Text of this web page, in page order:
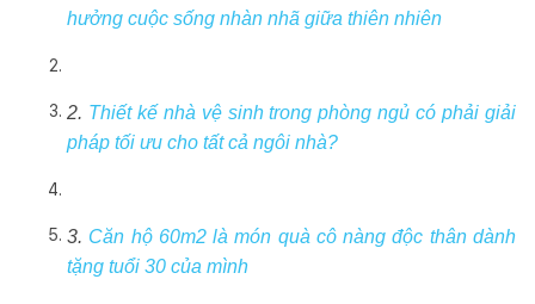
hưởng cuộc sống nhàn nhã giữa thiên nhiên
2. Thiết kế nhà vệ sinh trong phòng ngủ có phải giải
pháp tối ưu cho tất cả ngôi nhà?
3. Căn hộ 60m2 là món quà cô nàng độc thân dành
tặng tuổi 30 của mình